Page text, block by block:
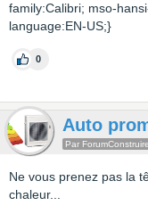
family:Calibri; mso-
language:EN-US;}
0
Auto
Par
Ne vous prenez pas la
chaleur...